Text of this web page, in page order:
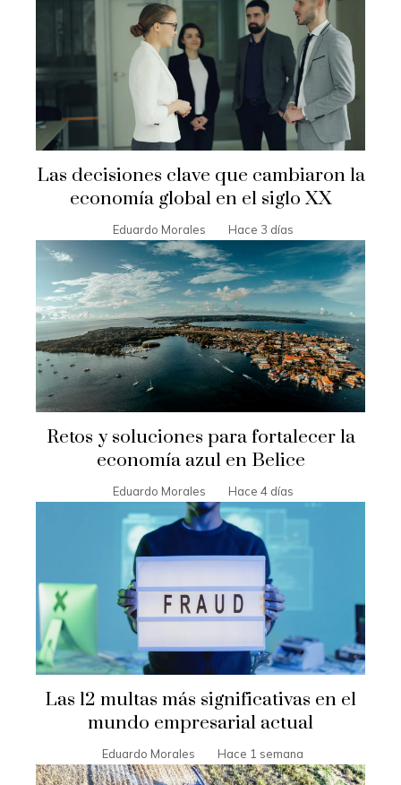
Las decisiones clave que cambiaron la
economía global en el siglo XX
Eduardo Morales Hace 3 días
Retos y soluciones para fortalecer la
economía azul en Belice
Eduardo Morales Hace 4 días
Las 12 multas más significativas en el
mundo empresarial actual
Eduardo Morales Hace 1 semana